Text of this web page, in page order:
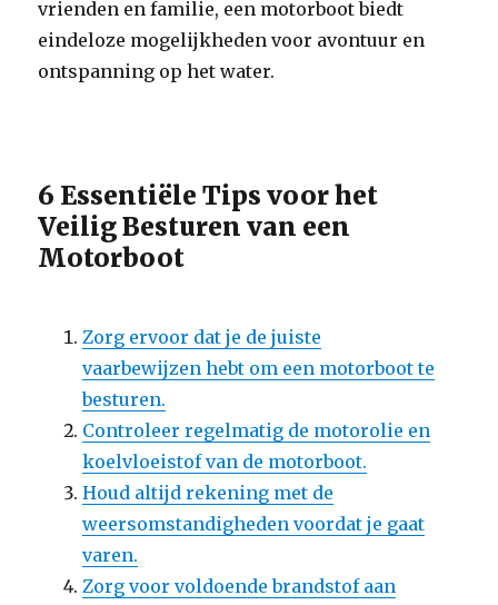
vrienden en familie, een motorboot biedt
eindeloze mogelijkheden voor avontuur en
ontspanning op het water.
6 Essentiële Tips voor het
Veilig Besturen van een
Motorboot
Zorg ervoor dat je de juiste
vaarbewijzen hebt om een motorboot te
besturen.
Controleer regelmatig de motorolie en
koelvloeistof van de motorboot.
Houd altijd rekening met de
weersomstandigheden voordat je gaat
varen.
Zorg voor voldoende brandstof aan